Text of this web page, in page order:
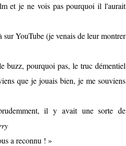
et je ne vois pas pourquoi il l'aurait
YouTube (je venais de leur montrer
buzz, pourquoi pas, le truc démentiel
que je jouais bien, je me souviens
il y avait une sorte de
a reconnu ! »